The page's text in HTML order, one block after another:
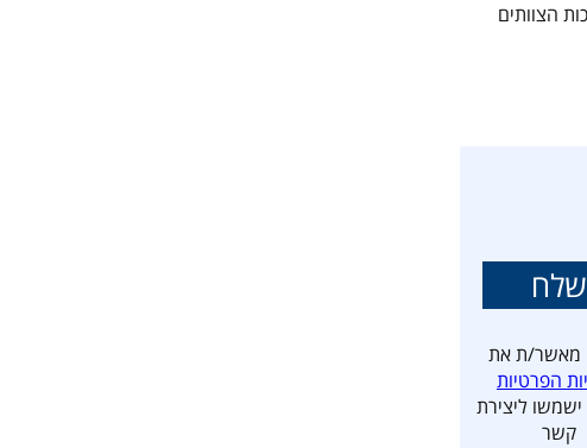
הצוותים
מאשר/ת את
הפרטיות
ליצירת
קשר